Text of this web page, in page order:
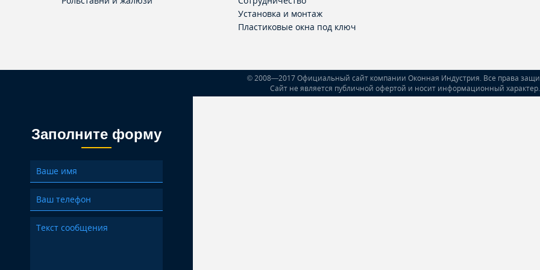
Установка и монтаж
Пластиковые окна под ключ
© 2008—2017 Официальный сайт компании Оконная Индустрия. Все права
Сайт не является публичной офертой и носит информационный характер.
Заполните форму